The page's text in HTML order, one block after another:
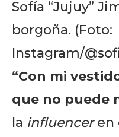
Sofía “Jujuy”
borgoña. (Foto:
Instagram/
“Con mi
que no puede
la influenceren